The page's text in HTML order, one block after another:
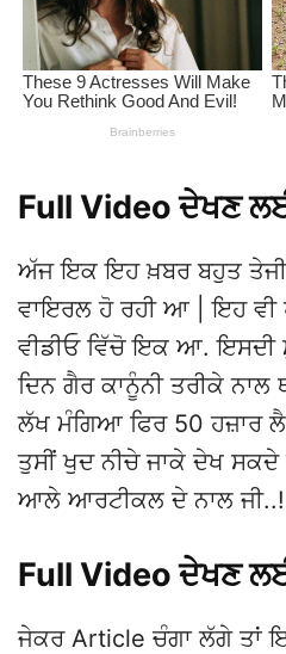
Full Video ਦੇਖਣ
ਅੱਜ ਇਕ ਇਹ ਖ਼ਬਰ ਬਹੁਤ
ਵਾਇਰਲ ਹੋ ਰਹੀ ਆ | ਇਹ ਵੀ
ਵੀਡੀਓ ਵਿੱਚੋ ਇਕ ਆ. ਇਸਦੀ
ਦਿਨ ਗੈਰ ਕਾਨੂੰਨੀ ਤਰੀਕੇ
ਲੱਖ ਮੰਗਿਆ ਫਿਰ 50 ਹਜ਼ਾਰ
ਤੁਸੀਂ ਖੁਦ ਨੀਚੇ ਜਾਕੇ ਦੇਖ
ਆਲੇ ਆਰਟੀਕਲ ਦੇ ਨਾਲ
Full Video ਦੇਖਣ
ਜੇਕਰ Article ਚੰਗਾ ਲੱਗੇ ਤਾਂ